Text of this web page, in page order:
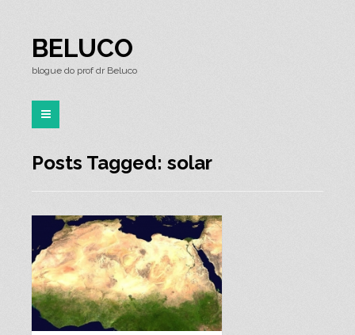
BELUCO
blogue do prof dr Beluco
Posts Tagged: solar